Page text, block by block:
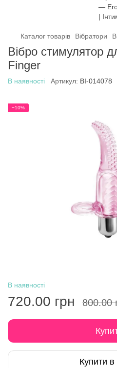
Каталог товарів Вібратори
Вібро стимулятор
Finger
В наявності Артикул: BI-014078
−10%
В наявності
720.00 грн 800.00
Купити в